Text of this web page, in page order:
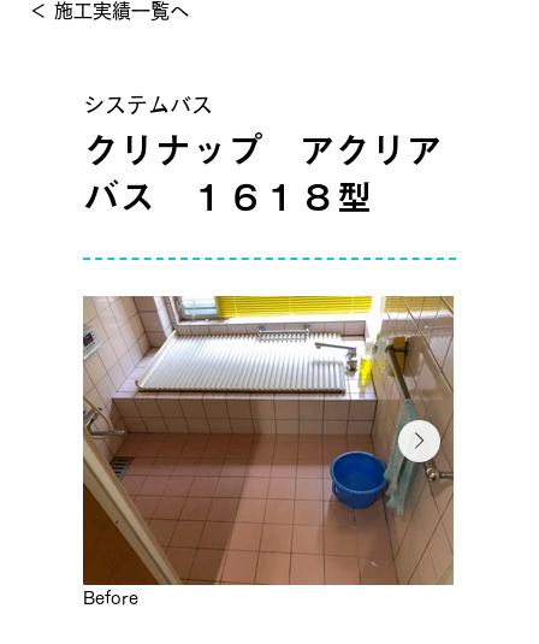
＜ 施工実績一覧へ
システムバス
クリナップ アクリア
バス １６１８型
Before